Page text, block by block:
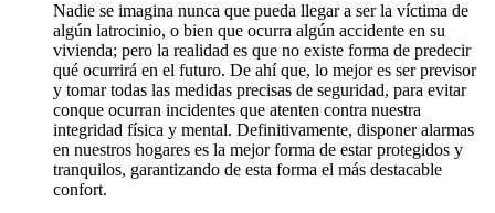
Nadie se imagina nunca que pueda llegar a ser la víctima de
algún latrocinio, o bien que ocurra algún accidente en su
vivienda; pero la realidad es que no existe forma de predecir
qué ocurrirá en el futuro. De ahí que, lo mejor es ser previsor
y tomar todas las medidas precisas de seguridad, para evitar
conque ocurran incidentes que atenten contra nuestra
integridad física y mental. Definitivamente, disponer alarmas
en nuestros hogares es la mejor forma de estar protegidos y
tranquilos, garantizando de esta forma el más destacable
confort.